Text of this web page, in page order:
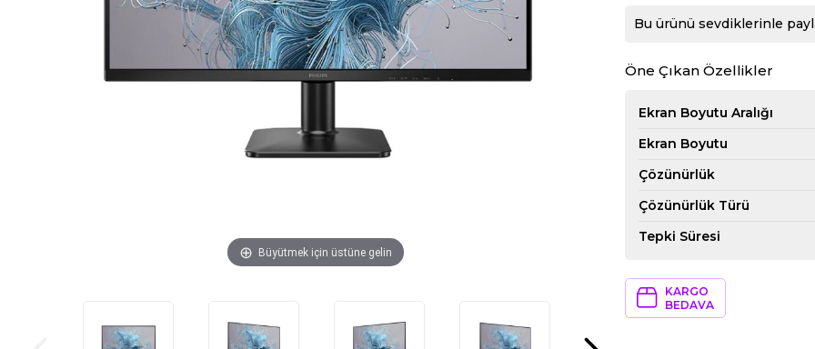
Büyütmek için üstüne gelin
Bu ürünü sevdiklerinle
Öne Çıkan Özellikler
Ekran Boyutu Aralığı
Ekran Boyutu
Çözünürlük
Çözünürlük Türü
Tepki Süresi
KARGO
BEDAVA